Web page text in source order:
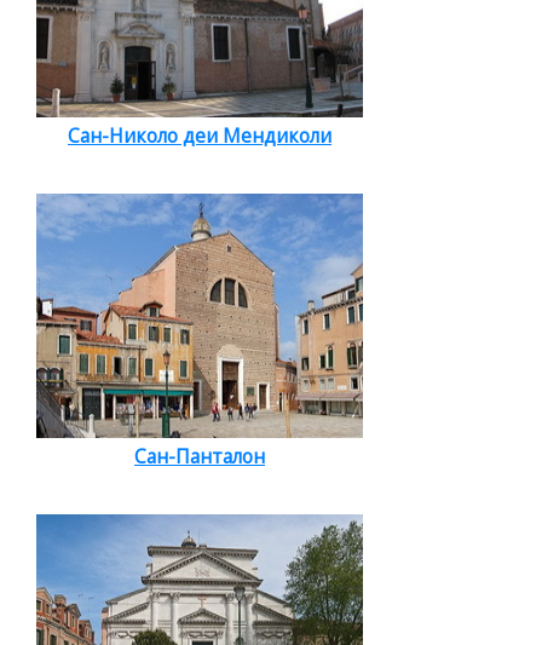
Сан-Николо деи Мендиколи
Сан-Панталон